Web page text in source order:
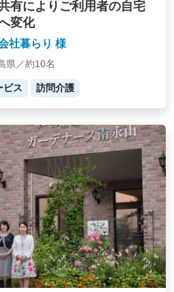
有によりご利用者の自宅
変化
社暮らり 様
県／約10名
ビス 訪問介護